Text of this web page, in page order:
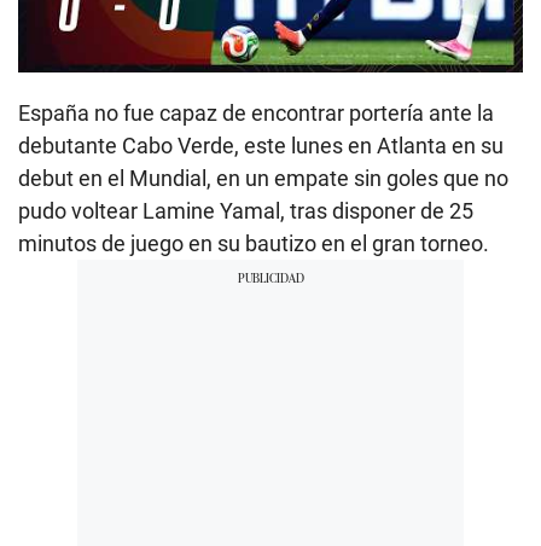
España no fue capaz de encontrar portería ante la
debutante Cabo Verde, este lunes en Atlanta en su
debut en el Mundial, en un empate sin goles que no
pudo voltear Lamine Yamal, tras disponer de 25
minutos de juego en su bautizo en el gran torneo.